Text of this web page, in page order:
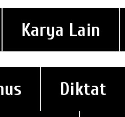
Karya Lain
Diktat